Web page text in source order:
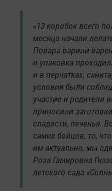
«13 коробок всего
месяца начали
Повара варили
и упаковка
и в перчатках,
условия были
участие и родители
приносили
сладости, печенья.
самих бойцов, то,
им актуально, мы
Роза Гамировна
детского сада